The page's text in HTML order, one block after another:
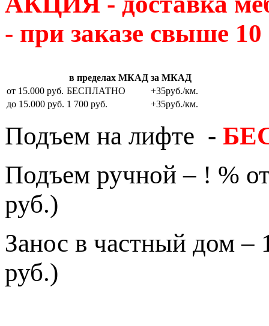
- при заказе свыше
в пределах МКАД за МКАД
от 15.000 руб. БЕСПЛАТНО
+35руб./км.
до 15.000 руб. 1 700 руб. +35руб./км.
Подъем на лифте -
Подъем ручной – ! %
руб.)
Занос в частный дом –
руб.)